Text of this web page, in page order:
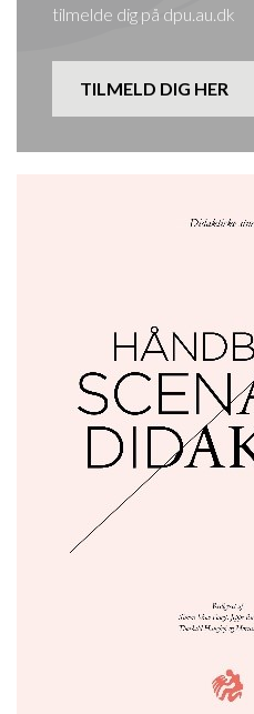
tilmelde dig på dpu.au.dk
TILMELD DIG HER